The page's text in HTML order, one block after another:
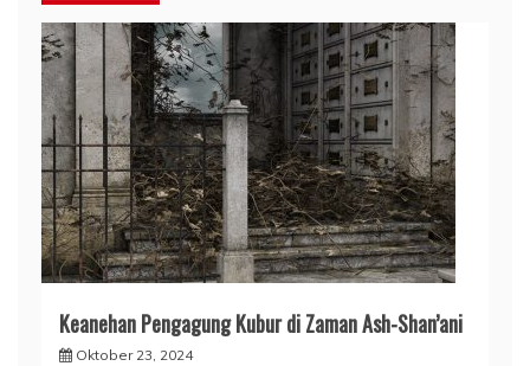
Keanehan Pengagung Kubur di Zaman Ash-Shan’ani
Oktober 23, 2024